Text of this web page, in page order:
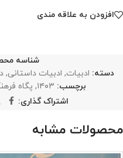
افزودن به علاقه مندی
شناسه
دسته: ادبیات, ادبیات داستانی,
برچسب: ۱۴۰۳, پگاه
اشتراک گذاری:
محصولات مشابه